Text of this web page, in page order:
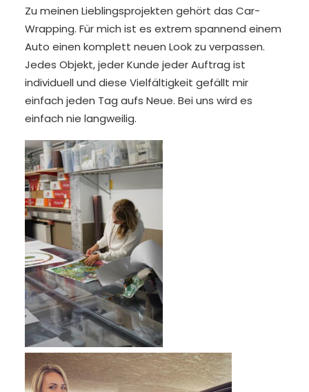
Zu meinen Lieblingsprojekten gehört das Car-
Wrapping. Für mich ist es extrem spannend einem
Auto einen komplett neuen Look zu verpassen.
Jedes Objekt, jeder Kunde jeder Auftrag ist
individuell und diese Vielfältigkeit gefällt mir
einfach jeden Tag aufs Neue. Bei uns wird es
einfach nie langweilig.